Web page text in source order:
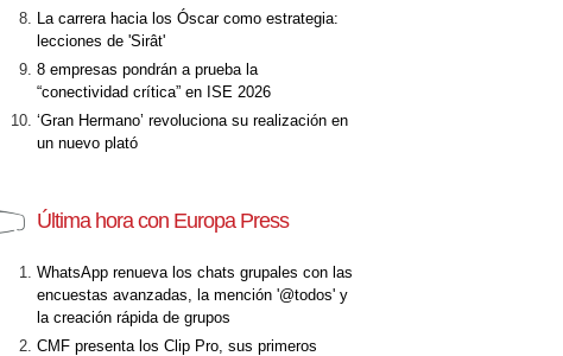
La carrera hacia los Óscar como estrategia:
lecciones de 'Sirât'
8 empresas pondrán a prueba la
“conectividad crítica” en ISE 2026
‘Gran Hermano’ revoluciona su realización en
un nuevo plató
Última hora con Europa Press
WhatsApp renueva los chats grupales con las
encuestas avanzadas, la mención '@todos' y
la creación rápida de grupos
CMF presenta los Clip Pro, sus primeros